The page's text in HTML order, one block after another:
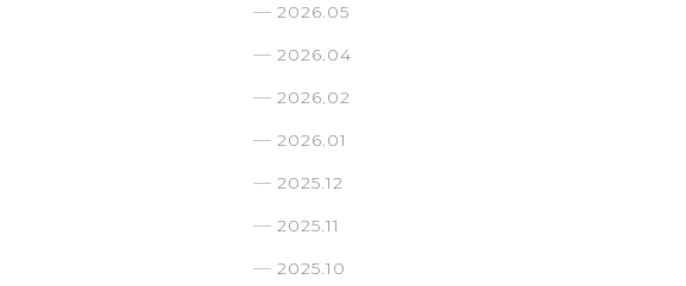
2026.05
2026.04
2026.02
2026.01
2025.12
2025.11
2025.10